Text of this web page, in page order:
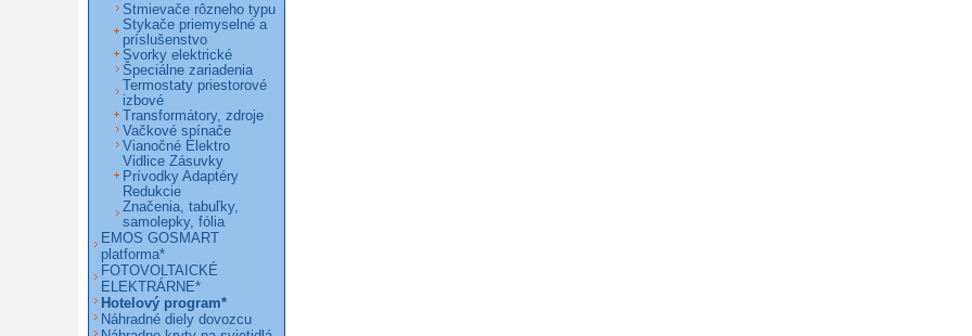
Stmievače rôzneho typu
Stykače priemyselné a
príslušenstvo
Svorky elektrické
Špeciálne zariadenia
Termostaty priestorové
izbové
Transformátory, zdroje
Vačkové spínače
Vianočné Elektro
Vidlice Zásuvky
Prívodky Adaptéry
Redukcie
Značenia, tabuľky,
samolepky, fólia
EMOS GOSMART
platforma*
FOTOVOLTAICKÉ
ELEKTRÁRNE*
Hotelový program*
Náhradné diely dovozcu